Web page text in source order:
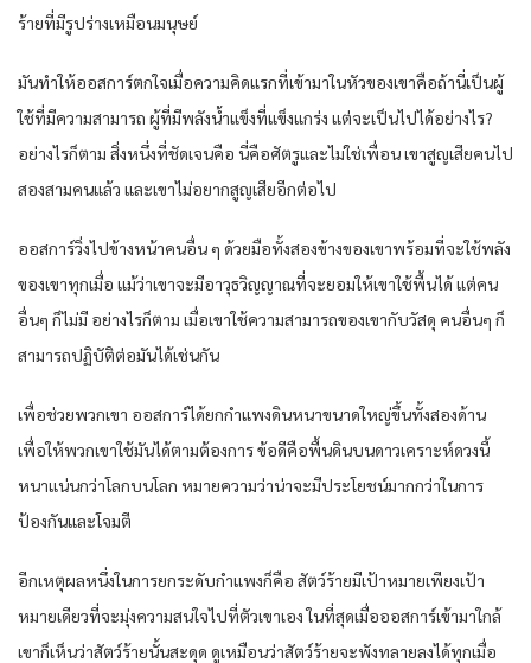
ร้ายที่มีรูปร่างเหมือนมนุษย์
มันทำให้ออสการ์ตกใจเมื่อความคิดแรกที่เข้ามาในหัวของเขาคือถ้านี่เป็นผู้
ใช้ที่มีความสามารถ ผู้ที่มีพลังน้ำแข็งที่แข็งแกร่ง แต่จะเป็นไปได้อย่างไร?
อย่างไรก็ตาม สิ่งหนึ่งที่ชัดเจนคือ นี่คือศัตรูและไม่ใช่เพื่อน เขาสูญเสียคนไป
สองสามคนแล้ว และเขาไม่อยากสูญเสียอีกต่อไป
ออสการ์วิ่งไปข้างหน้าคนอื่น ๆ ด้วยมือทั้งสองข้างของเขาพร้อมที่จะใช้พลัง
ของเขาทุกเมื่อ แม้ว่าเขาจะมีอาวุธวิญญาณที่จะยอมให้เขาใช้พื้นได้ แต่คน
อื่นๆ ก็ไม่มี อย่างไรก็ตาม เมื่อเขาใช้ความสามารถของเขากับวัสดุ คนอื่นๆ ก็
สามารถปฏิบัติต่อมันได้เช่นกัน
เพื่อช่วยพวกเขา ออสการ์ได้ยกกำแพงดินหนาขนาดใหญ่ขึ้นทั้งสองด้าน
เพื่อให้พวกเขาใช้มันได้ตามต้องการ ข้อดีคือพื้นดินบนดาวเคราะห์ดวงนี้
หนาแน่นกว่าโลกบนโลก หมายความว่าน่าจะมีประโยชน์มากกว่าในการ
ป้องกันและโจมตี
อีกเหตุผลหนึ่งในการยกระดับกำแพงก็คือ สัตว์ร้ายมีเป้าหมายเพียงเป้า
หมายเดียวที่จะมุ่งความสนใจไปที่ตัวเขาเอง ในที่สุดเมื่อออสการ์เข้ามาใกล้
เขาก็เห็นว่าสัตว์ร้ายนั้นสะดุด ดูเหมือนว่าสัตว์ร้ายจะพังทลายลงได้ทุกเมื่อ